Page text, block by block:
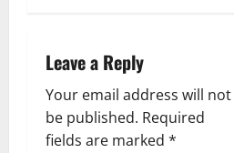
v
i
g
Leave a Reply
Your email address will not
be published. Required
fields are marked *